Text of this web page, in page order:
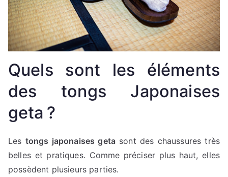
Quels sont les éléments
des tongs Japonaises
geta ?
Les tongs japonaises geta sont des chaussures très
belles et pratiques. Comme préciser plus haut, elles
possèdent plusieurs parties.